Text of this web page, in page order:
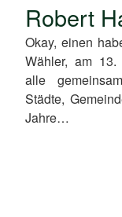
Robert
Okay, einen
Wähler, am 13.
alle
Städte,
Jahre…